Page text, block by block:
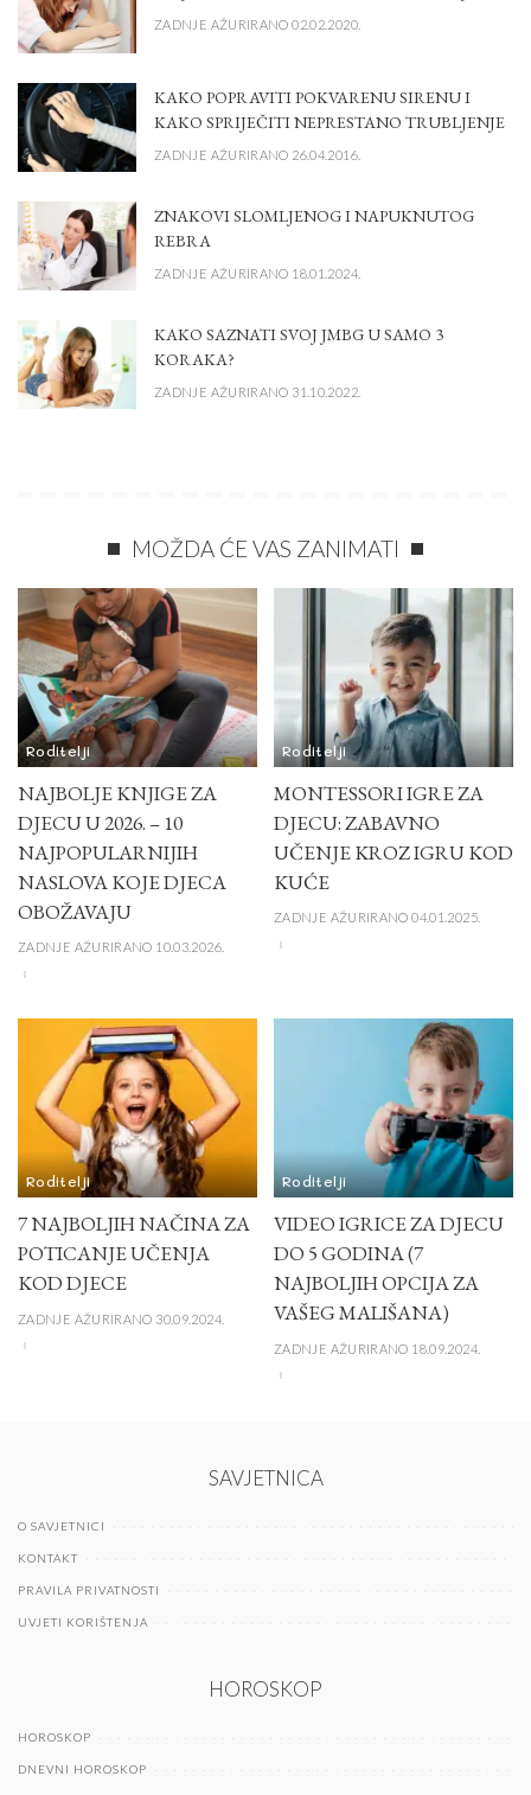
ZADNJE AŽURIRANO 02.02.2020.
KAKO POPRAVITI POKVARENU SIRENU I
KAKO SPRIJEČITI NEPRESTANO TRUBLJENJE
ZADNJE AŽURIRANO 26.04.2016.
ZNAKOVI SLOMLJENOG I NAPUKNUTOG
REBRA
ZADNJE AŽURIRANO 18.01.2024.
KAKO SAZNATI SVOJ JMBG U SAMO 3
KORAKA?
ZADNJE AŽURIRANO 31.10.2022.
MOŽDA ĆE VAS ZANIMATI
Roditelji
NAJBOLJE KNJIGE ZA
DJECU U 2026. – 10
NAJPOPULARNIJIH
NASLOVA KOJE DJECA
OBOŽAVAJU
ZADNJE AŽURIRANO 10.03.2026.
Roditelji
MONTESSORI IGRE ZA
DJECU: ZABAVNO
UČENJE KROZ IGRU KOD
KUĆE
ZADNJE AŽURIRANO 04.01.2025.
Roditelji
7 NAJBOLJIH NAČINA ZA
POTICANJE UČENJA
KOD DJECE
ZADNJE AŽURIRANO 30.09.2024.
Roditelji
VIDEO IGRICE ZA DJECU
DO 5 GODINA (7
NAJBOLJIH OPCIJA ZA
VAŠEG MALIŠANA)
ZADNJE AŽURIRANO 18.09.2024.
SAVJETNICA
O SAVJETNICI
KONTAKT
PRAVILA PRIVATNOSTI
UVJETI KORIŠTENJA
HOROSKOP
HOROSKOP
DNEVNI HOROSKOP